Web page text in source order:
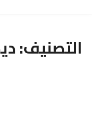
التصنيف: